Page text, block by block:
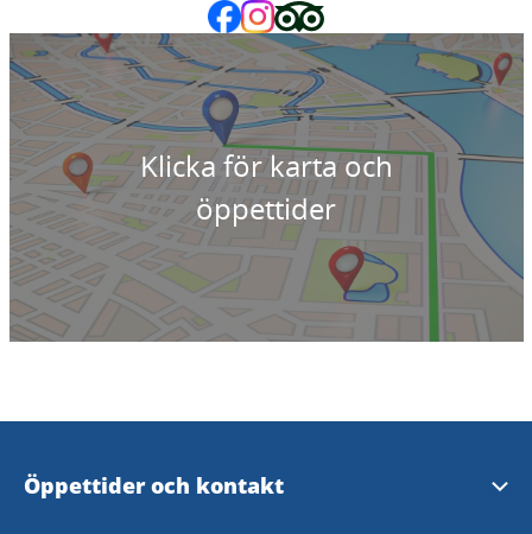
Klicka för karta och
öppettider
Öppettider och kontakt